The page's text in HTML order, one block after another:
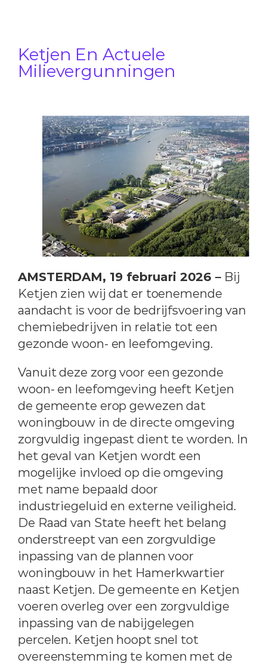
Ketjen En Actuele
Milievergunningen
AMSTERDAM, 19 februari 2026 – Bij
Ketjen zien wij dat er toenemende
aandacht is voor de bedrijfsvoering van
chemiebedrijven in relatie tot een
gezonde woon- en leefomgeving.
Vanuit deze zorg voor een gezonde
woon- en leefomgeving heeft Ketjen
de gemeente erop gewezen dat
woningbouw in de directe omgeving
zorgvuldig ingepast dient te worden. In
het geval van Ketjen wordt een
mogelijke invloed op die omgeving
met name bepaald door
industriegeluid en externe veiligheid.
De Raad van State heeft het belang
onderstreept van een zorgvuldige
inpassing van de plannen voor
woningbouw in het Hamerkwartier
naast Ketjen. De gemeente en Ketjen
voeren overleg over een zorgvuldige
inpassing van de nabijgelegen
percelen. Ketjen hoopt snel tot
overeenstemming te komen met de